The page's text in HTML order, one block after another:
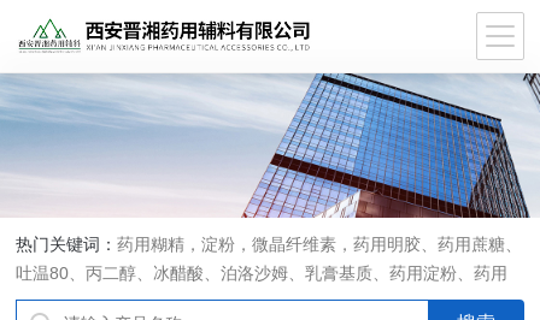
热门关键词：药用糊精，淀粉，微晶纤维素，药用明胶、药用蔗糖、
吐温80、丙二醇、冰醋酸、泊洛沙姆、乳膏基质、药用淀粉、药用
糊精、硬脂酸镁、聚丙烯酸树脂系列、羧甲基淀粉钠、羧甲基纤维素